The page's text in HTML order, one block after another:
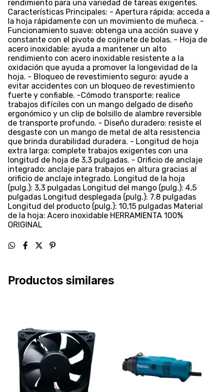
rendimiento para una variedad de tareas exigentes.
Características Principales: - Apertura rápida: acceda a
la hoja rápidamente con un movimiento de muñeca. -
Funcionamiento suave: obtenga una acción suave y
constante con el pivote de cojinete de bolas. - Hoja de
acero inoxidable: ayuda a mantener un alto
rendimiento con acero inoxidable resistente a la
oxidación que ayuda a promover la longevidad de la
hoja. - Bloqueo de revestimiento seguro: ayude a
evitar accidentes con un bloqueo de revestimiento
fuerte y confiable. -Cómodo transporte: realice
trabajos difíciles con un mango delgado de diseño
ergonómico y un clip de bolsillo de alambre reversible
de transporte profundo. - Diseño duradero: resiste el
desgaste con un mango de metal de alta resistencia
que brinda durabilidad duradera. - Longitud de hoja
extra larga: complete trabajos exigentes con una
longitud de hoja de 3,3 pulgadas. - Orificio de anclaje
integrado: anclaje para trabajos en altura gracias al
orificio de anclaje integrado. Longitud de la hoja
(pulg.): 3,3 pulgadas Longitud del mango (pulg.): 4,5
pulgadas Longitud desplegada (pulg.): 7.8 pulgadas
Longitud del producto (pulg.): 10,15 pulgadas Material
de la hoja: Acero inoxidable HERRAMIENTA 100%
ORIGINAL
Productos similares